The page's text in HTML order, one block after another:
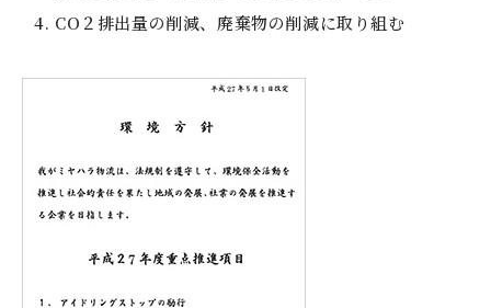
CO２排出量の削減、廃棄物の削減に取り組む